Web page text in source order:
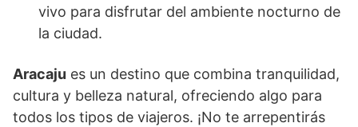
vivo para disfrutar del ambiente nocturno de
la ciudad.
Aracaju es un destino que combina tranquilidad,
cultura y belleza natural, ofreciendo algo para
todos los tipos de viajeros. ¡No te arrepentirás